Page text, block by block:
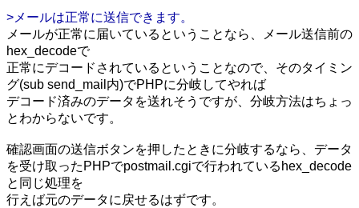
>メールは正常に送信できます。
メールが正常に届いているということなら、メール送信前の
hex_decodeで
正常にデコードされているということなので、そのタイミン
グ(sub send_mail内)でPHPに分岐してやれば
デコード済みのデータを送れそうですが、分岐方法はちょっ
とわからないです。
確認画面の送信ボタンを押したときに分岐するなら、データ
を受け取ったPHPでpostmail.cgiで行われているhex_decode
と同じ処理を
行えば元のデータに戻せるはずです。